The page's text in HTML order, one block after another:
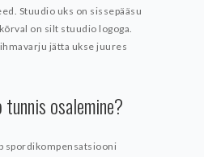
Stuudio uks on sissepääsu
on silt stuudio logoga.
jätta ukse juures
osalemine?
spordikompensatsiooni